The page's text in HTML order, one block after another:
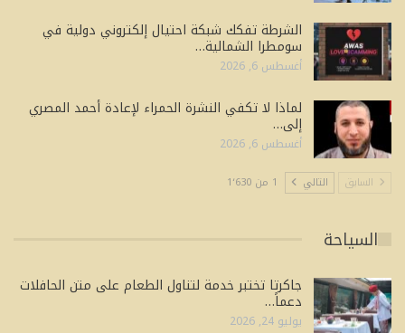
الشرطة تفكك شبكة احتيال إلكتروني دولية في
سومطرا الشمالية…
أغسطس 6, 2026
لماذا لا تكفي النشرة الحمراء لإعادة أحمد المصري
إلى…
أغسطس 6, 2026
السابق التالي 1 من 1٬630
السياحة
جاكرتا تختبر خدمة لتناول الطعام على متن الحافلات
دعماً…
يوليو 24, 2026